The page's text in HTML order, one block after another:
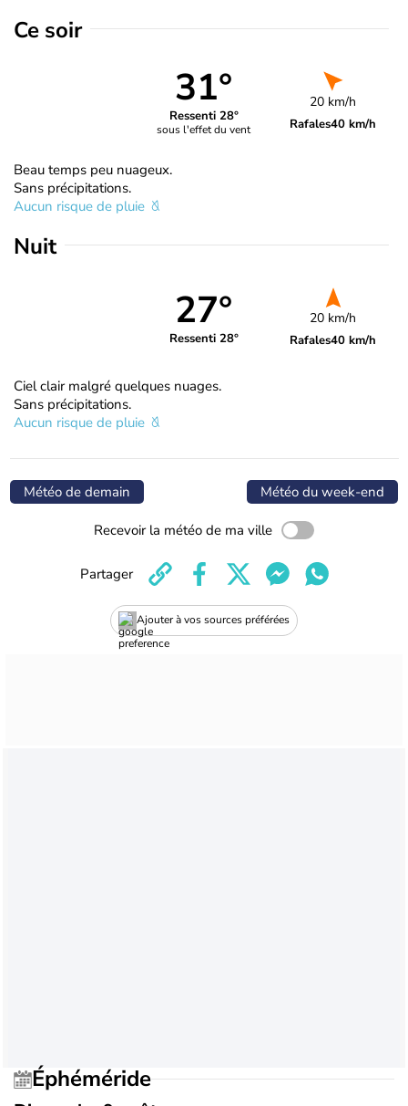
Ce soir
31°
Ressenti 28°
sous l'effet du vent
20 km/h
Rafales40 km/h
Beau temps peu nuageux.
Sans précipitations.
Aucun risque de pluie
Nuit
27°
Ressenti 28°
20 km/h
Rafales40 km/h
Ciel clair malgré quelques nuages.
Sans précipitations.
Aucun risque de pluie
Météo de demain Météo du week-end
Recevoir la météo de ma ville
Ajouter à vos sources préférées
Partager
Éphéméride